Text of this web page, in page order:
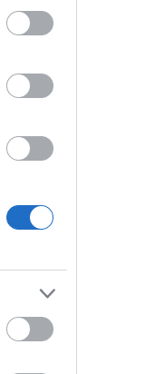
Eldor Shomurodov
Victor Osimhen
Orkun Kökçü
Paul Onuachu